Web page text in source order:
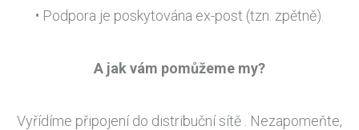
• Podpora je poskytována ex-post (tzn. zpětně).
A jak vám pomůžeme my?
Vyřídíme připojení do distribuční sítě . Nezapomeňte,